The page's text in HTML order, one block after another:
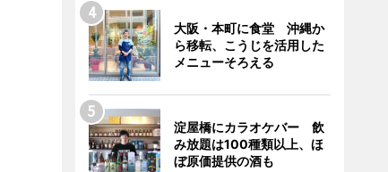
大阪・本町に食堂 沖縄か
ら移転、こうじを活用した
メニューそろえる
淀屋橋にカラオケバー 飲
み放題は100種類以上、ほ
ぼ原価提供の酒も